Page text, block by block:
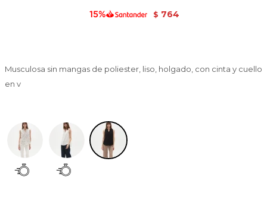
$ 764
Musculosa sin mangas de poliester, liso, holgado, con cinta y cuello
en v